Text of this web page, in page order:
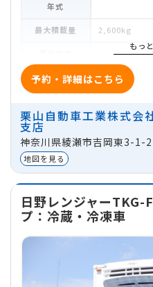
予約・詳細はこちら
年式
最大積載量 2,600kg
車両寸法
地域 神奈川県綾瀬
貸出区分 法人
もっ
栗山自動車工業株式会
支店
神奈川県綾瀬市吉岡東3-1-
地図を見る
日野レンジャーTKG-
プ：冷蔵・冷凍車